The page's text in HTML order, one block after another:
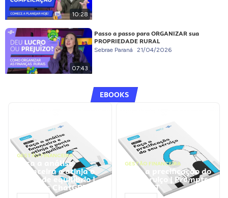
10:28
07:43
Passo a passo para ORGANIZAR sua
PROPRIEDADE RURAL
Sebrae Paraná 21/04/2026
EBOOKS
GESTÃO FINANCEIRA
Faça a análise
financeira e atinja o
ponto de equilíbrio |
Prompts ChatGPT
GESTÃO FINANCEIRA
Faça a precificação do
seu serviço | Prompts
ChatGPT